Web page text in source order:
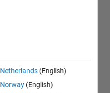
Netherlands (English)
Norway (English)